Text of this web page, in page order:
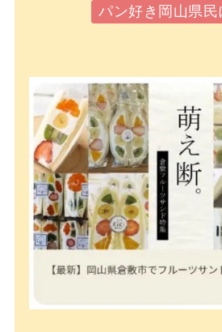
パン好き岡山県民